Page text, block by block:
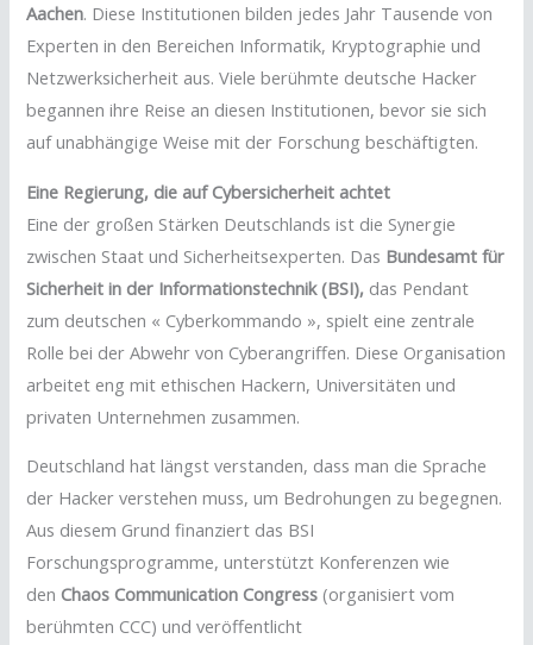
Aachen. Diese Institutionen bilden jedes Jahr Tausende von
Experten in den Bereichen Informatik, Kryptographie und
Netzwerksicherheit aus. Viele berühmte deutsche Hacker
begannen ihre Reise an diesen Institutionen, bevor sie sich
auf unabhängige Weise mit der Forschung beschäftigten.
Eine Regierung, die auf Cybersicherheit achtet
Eine der großen Stärken Deutschlands ist die Synergie
zwischen Staat und Sicherheitsexperten. Das Bundesamt für
Sicherheit in der Informationstechnik (BSI), das Pendant
zum deutschen « Cyberkommando », spielt eine zentrale
Rolle bei der Abwehr von Cyberangriffen. Diese Organisation
arbeitet eng mit ethischen Hackern, Universitäten und
privaten Unternehmen zusammen.
Deutschland hat längst verstanden, dass man die Sprache
der Hacker verstehen muss, um Bedrohungen zu begegnen.
Aus diesem Grund finanziert das BSI
Forschungsprogramme, unterstützt Konferenzen wie
den Chaos Communication Congress (organisiert vom
berühmten CCC) und veröffentlicht